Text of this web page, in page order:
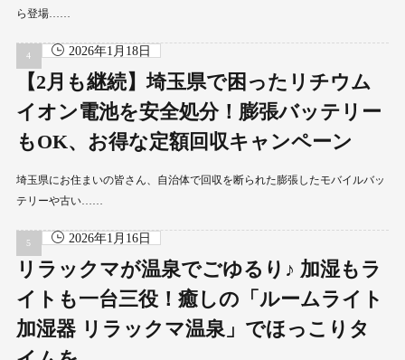
ら登場……
2026年1月18日
【2月も継続】埼玉県で困ったリチウム
イオン電池を安全処分！膨張バッテリー
もOK、お得な定額回収キャンペーン
埼玉県にお住まいの皆さん、自治体で回収を断られた膨張したモバイルバッ
テリーや古い……
2026年1月16日
リラックマが温泉でごゆるり♪ 加湿もラ
イトも一台三役！癒しの「ルームライト
加湿器 リラックマ温泉」でほっこりタ